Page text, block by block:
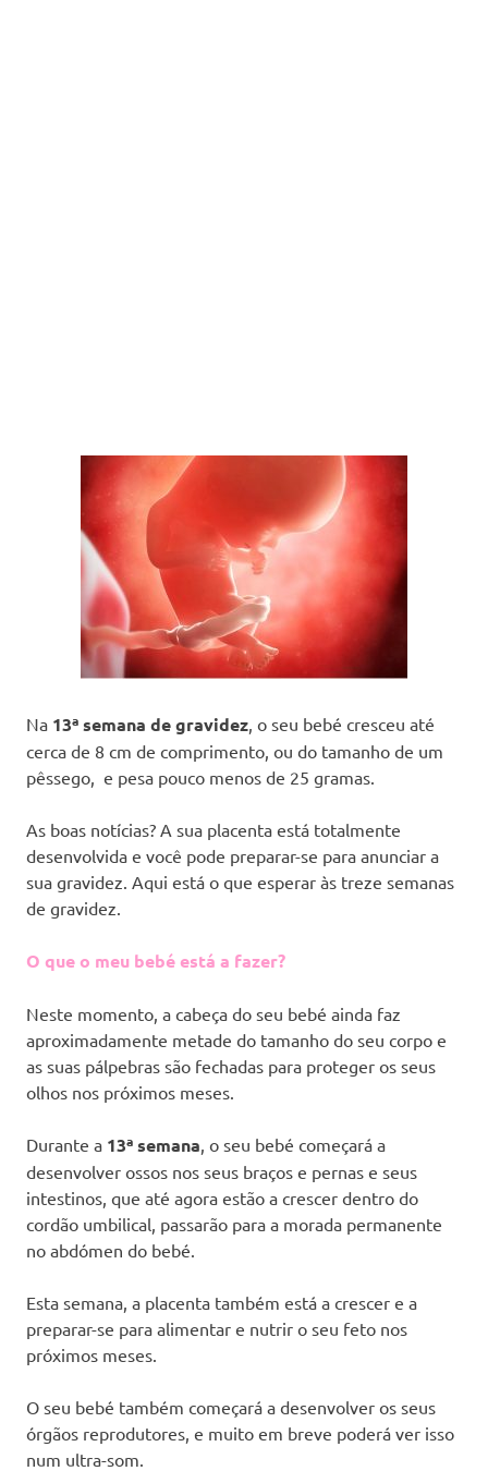
Na 13ª semana de gravidez , o seu bebé cresceu até
cerca de 8 cm de comprimento, ou do tamanho de um
pêssego, e pesa pouco menos de 25 gramas.
As boas notícias? A sua placenta está totalmente
desenvolvida e você pode preparar-se para anunciar a
sua gravidez. Aqui está o que esperar às treze semanas
de gravidez.
O que o meu bebé está a fazer?
Neste momento, a cabeça do seu bebé ainda faz
aproximadamente metade do tamanho do seu corpo e
as suas pálpebras são fechadas para proteger os seus
olhos nos próximos meses.
Durante a 13ª semana , o seu bebé começará a
desenvolver ossos nos seus braços e pernas e seus
intestinos, que até agora estão a crescer dentro do
cordão umbilical, passarão para a morada permanente
no abdómen do bebé.
Esta semana, a placenta também está a crescer e a
preparar-se para alimentar e nutrir o seu feto nos
próximos meses.
O seu bebé também começará a desenvolver os seus
órgãos reprodutores, e muito em breve poderá ver isso
num ultra-som.